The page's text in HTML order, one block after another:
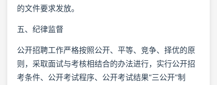
的文件要求发放。
五、纪律监督
公开招聘工作严格按照公开、平等、竞争、择优的原
则，采取面试与考核相结合的办法进行，实行公开招
考条件、公开考试程序、公开考试结果“三公开”制